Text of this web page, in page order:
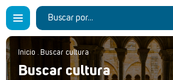
Inicio . Buscar cultura
Buscar cultura